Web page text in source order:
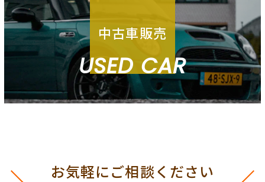
中古車販売
USED CAR
お気軽にご相談ください